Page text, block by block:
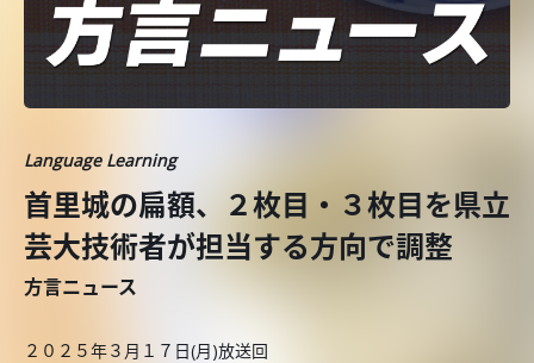
Language Learning
首里城の扁額、２枚目・３枚目を県立
芸大技術者が担当する方向で調整
方言ニュース
２０２５年３月１７日(月)放送回